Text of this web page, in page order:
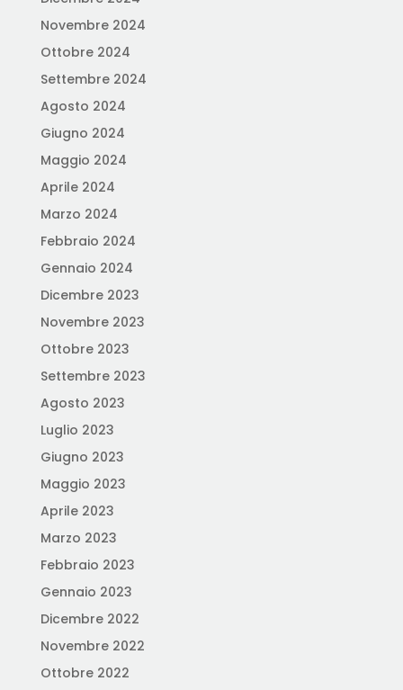
Novembre 2024
Ottobre 2024
Settembre 2024
Agosto 2024
Giugno 2024
Maggio 2024
Aprile 2024
Marzo 2024
Febbraio 2024
Gennaio 2024
Dicembre 2023
Novembre 2023
Ottobre 2023
Settembre 2023
Agosto 2023
Luglio 2023
Giugno 2023
Maggio 2023
Aprile 2023
Marzo 2023
Febbraio 2023
Gennaio 2023
Dicembre 2022
Novembre 2022
Ottobre 2022